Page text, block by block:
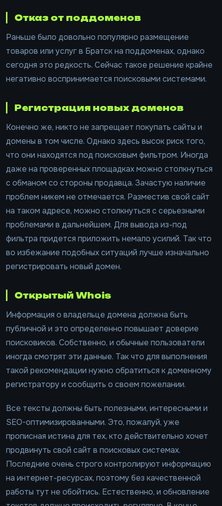
Отказ от поддоменов
Раньше было довольно популярно размещение
товаров или услуг в Братск на поддоменах, однако
сегодня это редкость. Сейчас такое решение крайне
негативно воспринимается поисковыми системами.
Регистрация новых доменов
Конечно же, никто не запрещает покупать сайты и
домены в том числе. Однако здесь высок риск того,
что они находятся под поисковым фильтром. Иногда
даже на проверенных площадках можно столкнуться
с обманом со стороны продавца. Зачастую наличие
проблем никем не отмечается. Разместив свой сайт
на таком адресе, можно столкнуться с серьезными
проблемами в дальнейшем. Для вывода из-под
фильтра придется приложить немало усилий. Так что
во избежание подобных ситуаций лучше изначально
регистрировать новый домен.
Открытый Whois
Информация о владельце домена должна быть
публичной и это определенно повышает доверие
поисковиков. Собственно, и обычные пользователи
иногда смотрят эти данные. Так что для выполнения
такой рекомендации нужно обратиться к доменному
регистратору и сообщить о своем пожелании.
Все тексты должны быть полезными, интересными и
SEO-оптимизированными. Это, пожалуй, уже
прописная истина для тех, кто действительно хочет
продвинуть свой сайт в поисковых системах.
Последние очень строго контролируют информацию
на интернет-ресурсах, поэтому без качественной
работы тут не обойтись. Естественно, и обновление